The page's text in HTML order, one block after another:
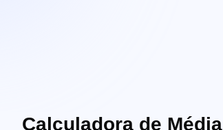
Calculadora de Média